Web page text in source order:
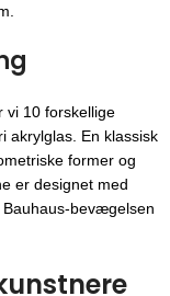
vi 10 forskellige
akrylglas. En klassisk
former og
er designet med
bevægelsen